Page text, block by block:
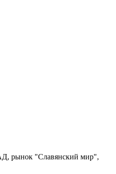
рынок "Славянский мир",